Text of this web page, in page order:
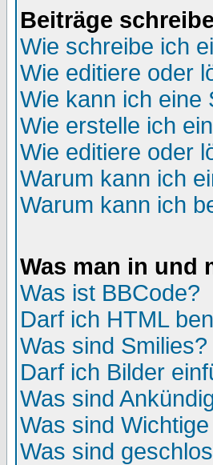
Beiträge
Wie schreibe ich
Wie editiere oder
Wie kann ich eine
Wie erstelle ich
Wie editiere oder
Warum kann ich
Warum kann ich
Was man in und
Was ist BBCode?
Darf ich HTML
Was sind Smilies?
Darf ich Bilder
Was sind
Was sind
Was sind